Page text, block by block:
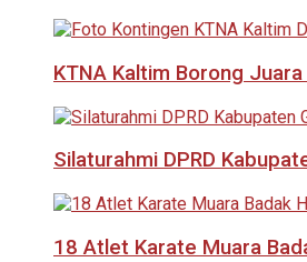
KTNA Kaltim Borong
Silaturahmi DPRD
18 Atlet Karate Muara